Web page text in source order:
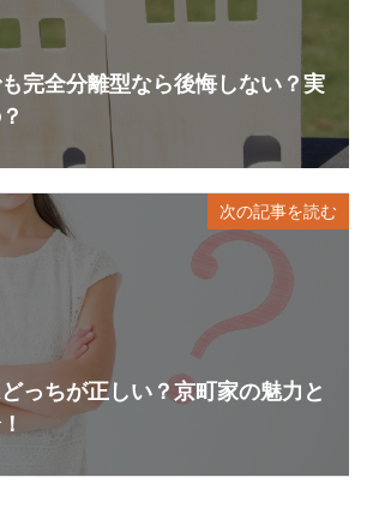
完全分離型なら後悔しない？実
次の記事を読む
っちが正しい？京町家の魅力と